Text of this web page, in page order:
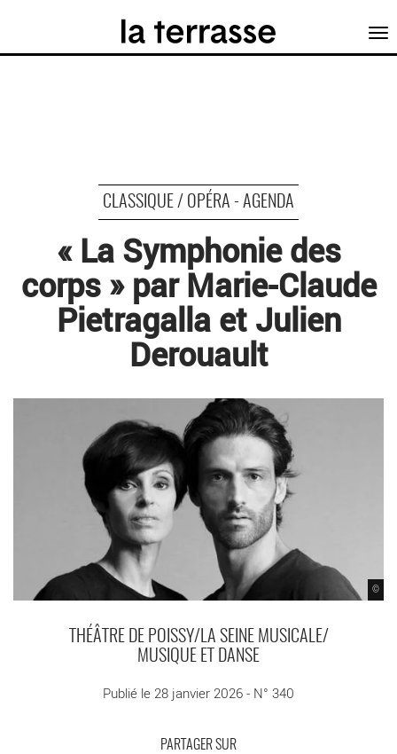
CLASSIQUE / OPÉRA - AGENDA
« La Symphonie des
corps » par Marie-Claude
Pietragalla et Julien
Derouault
©
THÉÂTRE DE POISSY/LA SEINE MUSICALE/
MUSIQUE ET DANSE
Publié le 28 janvier 2026 - N° 340
PARTAGER SUR